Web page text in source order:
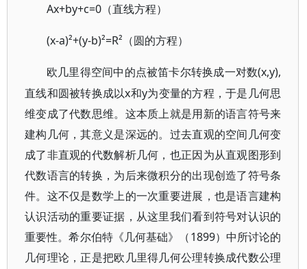
Ax+by+c=0（直线方程）
(x-a)²+(y-b)²=R²（圆的方程）
欧几里得空间中的点被笛卡尔转换成一对数(x,y),
直线和圆被转换成以x和y为变量的方程，于是几何思
维变成了代数思维。这本质上就是用新的语言符号来
建构几何，其意义是深远的。过去直观的空间几何变
成了非直观的代数解析几何，也正因为从直观图形到
代数语言的转换，为后来微积分的出现创造了符号条
件。这不仅是数学上的一次重要进展，也是语言建构
认识活动的重要证据，从这里我们看到符号对认识的
重要性。希尔伯特《几何基础》（1899）中所讨论的
几何理论，正是把欧几里得几何公理转换成代数公理